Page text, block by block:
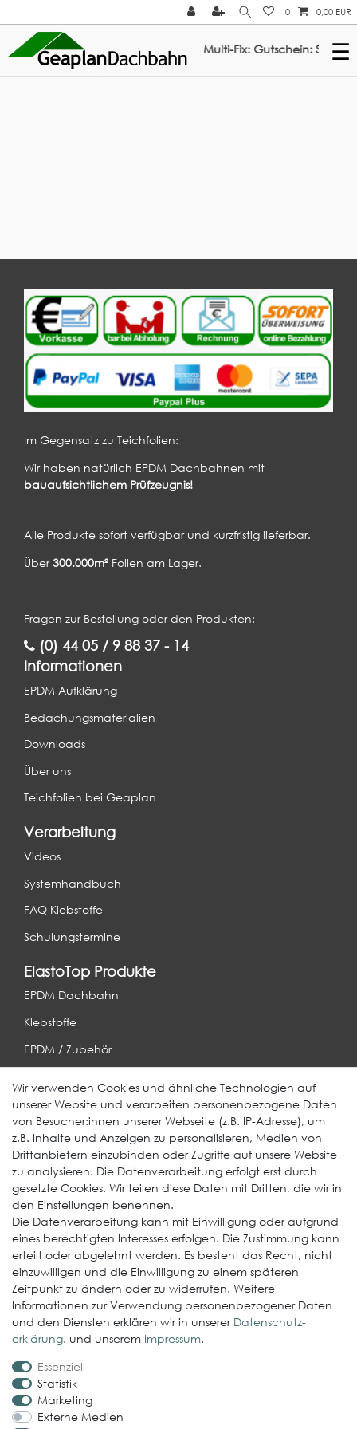
0 0,00 EUR
/// 3% Rabatt auf ElastoTop & Multi-Fix: Gutschein: ☰
Im Gegensatz zu Teichfolien:
Wir haben natürlich EPDM Dachbahnen mit
bauaufsichtlichem Prüfzeugnis!
Alle Produkte sofort verfügbar und kurzfristig lieferbar.
Über300.000m² Folien am Lager.
Fragen zur Bestellung oder den Produkten:
(0) 44 05 / 9 88 37 - 14
Informationen
EPDM Aufklärung
Bedachungsmaterialien
Downloads
Über uns
Teichfolien bei Geaplan
Verarbeitung
Videos
Systemhandbuch
FAQ Klebstoffe
Schulungstermine
ElastoTop Produkte
EPDM Dachbahn
Klebstoffe
EPDM / Zubehör
Weitere Produkte
EcoDach EPDM
ElastoGround EPDM Streifen
Multi-Fix Solarhalter
Service
Gewerbekunde werden
Versand & Zahlungsbedingungen
Kontaktformular
Probleme bei der Bestellung?
Rechtliches
Impressum
AGB
Wir verwenden Cookies und ähnliche Technologien auf
unserer Website und verarbeiten personenbezogene Daten
von Besucher:innen unserer Webseite (z.B. IP-Adresse), um
z.B. Inhalte und Anzeigen zu personalisieren, Medien von
Drittanbietern einzubinden oder Zugriffe auf unsere Website
zu analysieren. Die Datenverarbeitung erfolgt erst durch
gesetzte Cookies. Wir teilen diese Daten mit Dritten, die wir in
den Einstellungen benennen.
Die Datenverarbeitung kann mit Einwilligung oder aufgrund
eines berechtigten Interesses erfolgen. Die Zustimmung kann
erteilt oder abgelehnt werden. Es besteht das Recht, nicht
einzuwilligen und die Einwilligung zu einem späteren
Zeitpunkt zu ändern oder zu widerrufen. Weitere
Informationen zur Verwendung personenbezogener Daten
und den Diensten erklären wir in unserer Daten­schutz­
erklärung. und unserem Impressum.
Essenziell
Statistik
Marketing
Externe Medien